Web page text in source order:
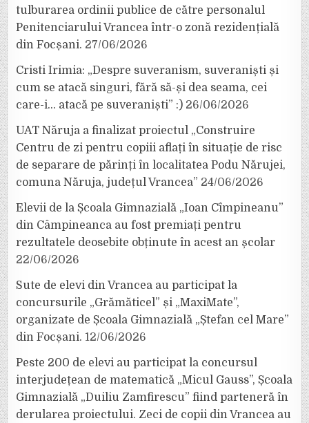
tulburarea ordinii publice de către personalul
Penitenciarului Vrancea într-o zonă rezidențială
din Focșani. 27/06/2026
Cristi Irimia: „Despre suveranism, suveraniști și
cum se atacă singuri, fără să-și dea seama, cei
care-i… atacă pe suveraniști” :) 26/06/2026
UAT Năruja a finalizat proiectul „Construire
Centru de zi pentru copiii aflați în situație de risc
de separare de părinți în localitatea Podu Nărujei,
comuna Năruja, județul Vrancea” 24/06/2026
Elevii de la Școala Gimnazială „Ioan Cîmpineanu”
din Câmpineanca au fost premiați pentru
rezultatele deosebite obținute în acest an școlar
22/06/2026
Sute de elevi din Vrancea au participat la
concursurile „Grămăticel” și „MaxiMate”,
organizate de Școala Gimnazială „Ștefan cel Mare”
din Focșani. 12/06/2026
Peste 200 de elevi au participat la concursul
interjudețean de matematică „Micul Gauss”, Școala
Gimnazială „Duiliu Zamfirescu” fiind parteneră în
derularea proiectului. Zeci de copii din Vrancea au